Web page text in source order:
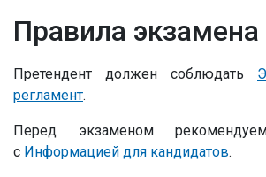
Правила экзамена
Претендент должен соблюдать
регламент.
Перед экзаменом
с Информацией для кандидатов.